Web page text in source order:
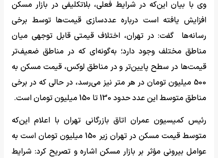
وی با بیان این‌که در شرایط فعلی، بلاتکلیفی در بازار مسکن
افزایش یافته است درباره عددسازی‌ قیمت‌ها توسط برخی
رسانه‌ها گفت: در تهران، اختلاف قیمتی قابل توجهی میان
مناطق مختلف وجود دارد؛ به‌گونه‌ای که در مناطق ضعیف‌تر
قیمت‌ها در سطح پایین‌تر و در مناطق لوکس، قیمت مسکن به
500 میلیون تومان در هر متر نیز می‌رسد، در حالی که در برخی
مناطق متوسط این عدد حدود 130 تا 150 میلیون تومان است.
رئیس کمیسیون عمران اتاق بازرگانی تهران با اعلام این‌که
متوسط قیمت مسکن در تهران زیر 150 میلیون تومان است به
عوامل بیرونی مؤثر بر بازار مسکن اشاره و تصریح کرد: شرایط